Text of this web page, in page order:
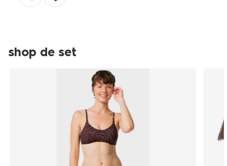
shop de set